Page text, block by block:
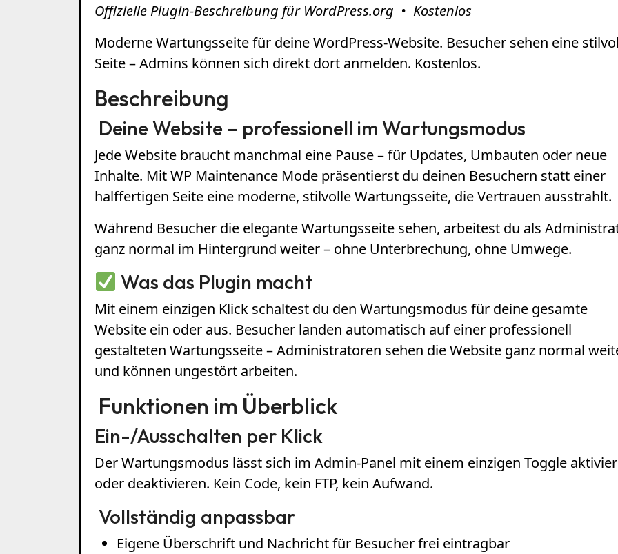
Offizielle Plugin-Beschreibung für WordPress.org • Kostenlos
Moderne Wartungsseite für deine WordPress-Website. Besucher sehen eine
Seite – Admins können sich direkt dort anmelden. Kostenlos.
Beschreibung
Deine Website – professionell im Wartungsmodus
Jede Website braucht manchmal eine Pause – für Updates, Umbauten oder neue
Inhalte. Mit WP Maintenance Mode präsentierst du deinen Besuchern statt einer
halffertigen Seite eine moderne, stilvolle Wartungsseite, die Vertrauen ausstrahlt.
Während Besucher die elegante Wartungsseite sehen, arbeitest du als
ganz normal im Hintergrund weiter – ohne Unterbrechung, ohne Umwege.
Was das Plugin macht
Mit einem einzigen Klick schaltest du den Wartungsmodus für deine gesamte
Website ein oder aus. Besucher landen automatisch auf einer professionell
gestalteten Wartungsseite – Administratoren sehen die Website ganz normal
und können ungestört arbeiten.
Funktionen im Überblick
Ein-/Ausschalten per Klick
Der Wartungsmodus lässt sich im Admin-Panel mit einem einzigen Toggle
oder deaktivieren. Kein Code, kein FTP, kein Aufwand.
Vollständig anpassbar
Eigene Überschrift und Nachricht für Besucher frei eintragbar